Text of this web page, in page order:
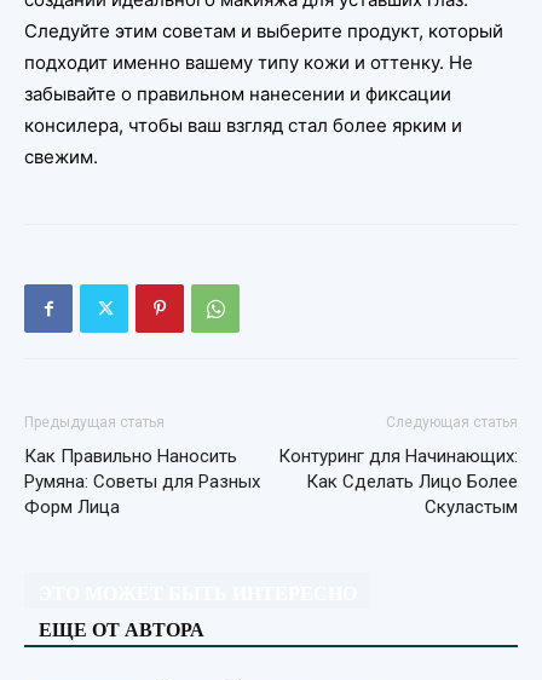
Следуйте этим советам и выберите продукт, который
подходит именно вашему типу кожи и оттенку. Не
забывайте о правильном нанесении и фиксации
консилера, чтобы ваш взгляд стал более ярким и
свежим.
Предыдущая статья
Как Правильно Наносить
Румяна: Советы для Разных
Форм Лица
Следующая статья
Контуринг для Начинающих:
Как Сделать Лицо Более
Скуластым
ЕЩЕ ОТ АВТОРА